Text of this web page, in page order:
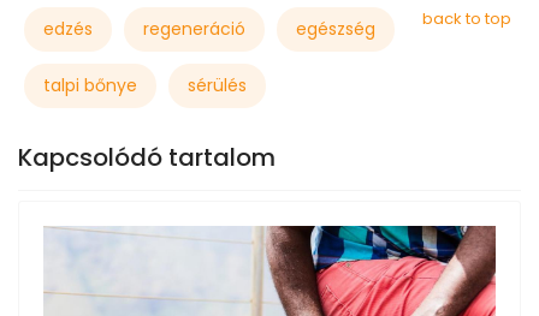
back to top
edzés regeneráció egészség
talpi bőnye sérülés
Kapcsolódó tartalom